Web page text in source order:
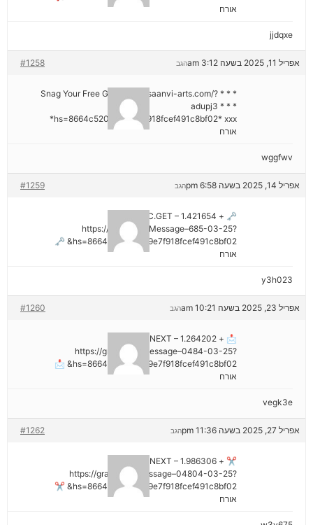
אורח
jjdqxe
אפריל 11, 2025 בשעה 3:12 am #1258 הגב
* * * Snag Your Free Gift: https://saanvi-arts.com/?
adupj3 * * *
hs=8664c520642b9e7f918fcef491c8bf02* ххх*
אורח
wggfwv
אפריל 14, 2025 בשעה 6:58 pm #1259 הגב
🗝 + 1.421654 BTC.GET –
https://graph.org/Message–685-03-25?
hs=8664c520642b9e7f918fcef491c8bf02& 🗝
אורח
y3h023
אפריל 23, 2025 בשעה 10:21 am #1260 הגב
📩 + 1.264202 BTC.NEXT –
https://graph.org/Message–0484-03-25?
hs=8664c520642b9e7f918fcef491c8bf02& 📩
אורח
vegk3e
אפריל 27, 2025 בשעה 11:36 pm #1262 הגב
✂ + 1.986306 BTC.NEXT –
https://graph.org/Message–04804-03-25?
hs=8664c520642b9e7f918fcef491c8bf02& ✂
אורח